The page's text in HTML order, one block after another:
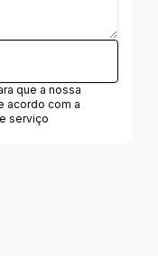
que a nossa
acordo com a
serviço